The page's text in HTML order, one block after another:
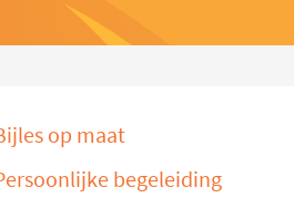
op maat
begeleiding